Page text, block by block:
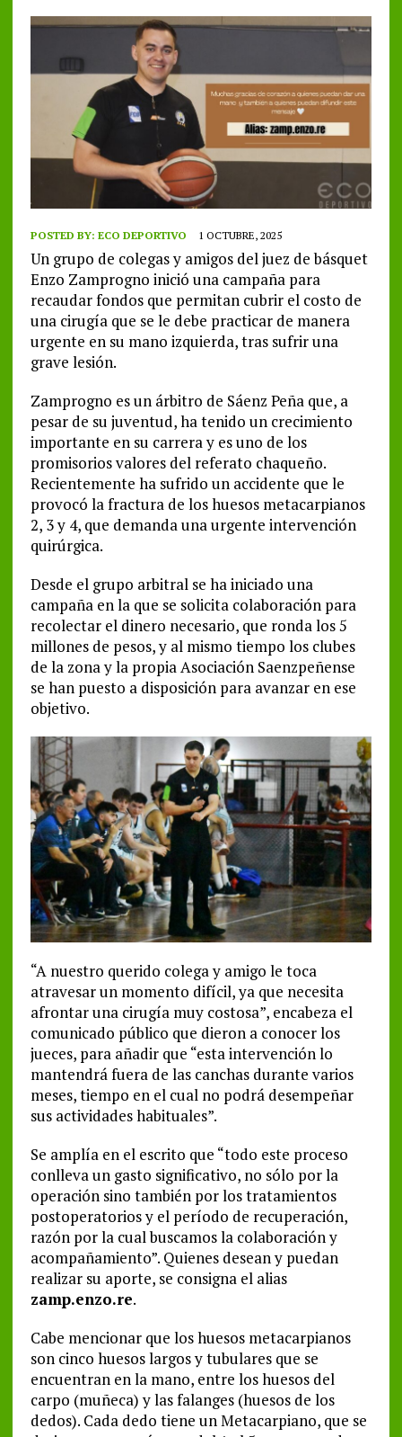
POSTED BY: ECO DEPORTIVO 1 OCTUBRE, 2025
Un grupo de colegas y amigos del juez de básquet
Enzo Zamprogno inició una campaña para
recaudar fondos que permitan cubrir el costo de
una cirugía que se le debe practicar de manera
urgente en su mano izquierda, tras sufrir una
grave lesión.
Zamprogno es un árbitro de Sáenz Peña que, a
pesar de su juventud, ha tenido un crecimiento
importante en su carrera y es uno de los
promisorios valores del referato chaqueño.
Recientemente ha sufrido un accidente que le
provocó la fractura de los huesos metacarpianos
2, 3 y 4, que demanda una urgente intervención
quirúrgica.
Desde el grupo arbitral se ha iniciado una
campaña en la que se solicita colaboración para
recolectar el dinero necesario, que ronda los 5
millones de pesos, y al mismo tiempo los clubes
de la zona y la propia Asociación Saenzpeñense
se han puesto a disposición para avanzar en ese
objetivo.
“A nuestro querido colega y amigo le toca
atravesar un momento difícil, ya que necesita
afrontar una cirugía muy costosa”, encabeza el
comunicado público que dieron a conocer los
jueces, para añadir que “esta intervención lo
mantendrá fuera de las canchas durante varios
meses, tiempo en el cual no podrá desempeñar
sus actividades habituales”.
Se amplía en el escrito que “todo este proceso
conlleva un gasto significativo, no sólo por la
operación sino también por los tratamientos
postoperatorios y el período de recuperación,
razón por la cual buscamos la colaboración y
acompañamiento”. Quienes desean y puedan
realizar su aporte, se consigna el alias
zamp.enzo.re.
Cabe mencionar que los huesos metacarpianos
son cinco huesos largos y tubulares que se
encuentran en la mano, entre los huesos del
carpo (muñeca) y las falanges (huesos de los
dedos). Cada dedo tiene un Metacarpiano, que se